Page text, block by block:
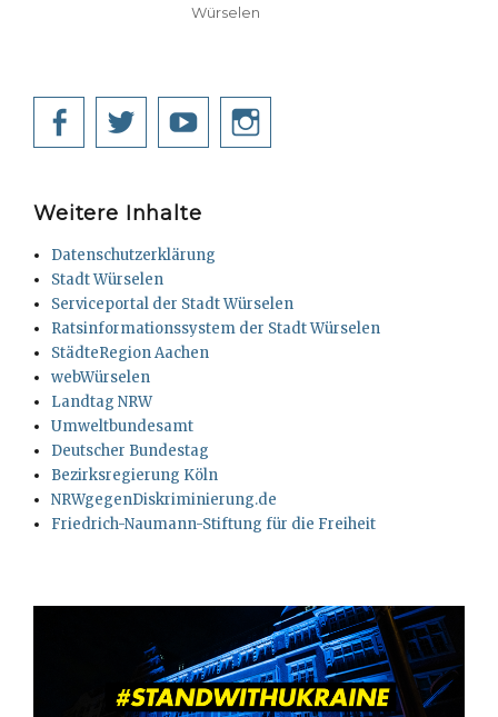
Würselen
Facebook
TwitterYouTube
Weitere Inhalte
Datenschutzerklärung
Stadt Würselen
Serviceportal der Stadt Würselen
Ratsinformationssystem der Stadt Würselen
StädteRegion Aachen
webWürselen
Landtag NRW
Umweltbundesamt
Deutscher Bundestag
Bezirksregierung Köln
NRWgegenDiskriminierung.de
Friedrich-Naumann-Stiftung für die Freiheit